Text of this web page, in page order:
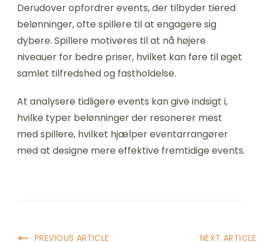
Derudover opfordrer events, der tilbyder tiered
belønninger, ofte spillere til at engagere sig
dybere. Spillere motiveres til at nå højere
niveauer for bedre priser, hvilket kan føre til øget
samlet tilfredshed og fastholdelse.
At analysere tidligere events kan give indsigt i,
hvilke typer belønninger der resonerer mest
med spillere, hvilket hjælper eventarrangører
med at designe mere effektive fremtidige events.
PREVIOUS ARTICLE NEXT ARTICLE